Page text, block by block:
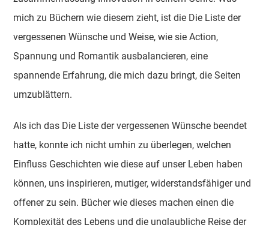
mich zu Büchern wie diesem zieht, ist die Die Liste der
vergessenen Wünsche und Weise, wie sie Action,
Spannung und Romantik ausbalancieren, eine
spannende Erfahrung, die mich dazu bringt, die Seiten
umzublättern.
Als ich das Die Liste der vergessenen Wünsche beendet
hatte, konnte ich nicht umhin zu überlegen, welchen
Einfluss Geschichten wie diese auf unser Leben haben
können, uns inspirieren, mutiger, widerstandsfähiger und
offener zu sein. Bücher wie dieses machen einen die
Komplexität des Lebens und die unglaubliche Reise der